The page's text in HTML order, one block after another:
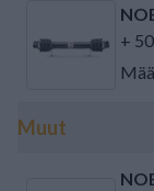
+
Muut